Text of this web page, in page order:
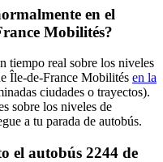
en el
Mobilités?
tiempo real sobre los niveles
Île-de-France Mobilités en la
ciudades o trayectos).
sobre los niveles de
a tu parada de autobús.
el autobús 2244 de